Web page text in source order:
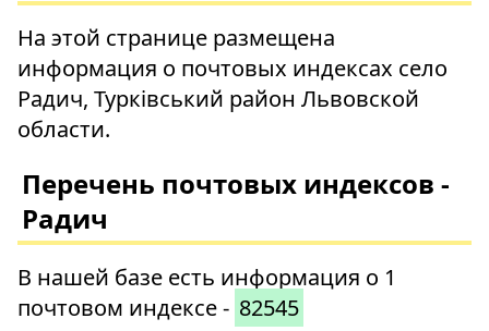
На этой странице размещена
информация о почтовых индексах село
Радич, Турківський район Львовской
области.
Перечень почтовых индексов -
Радич
В нашей базе есть информация о 1
почтовом индексе - 82545